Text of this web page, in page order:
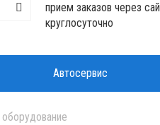
прием заказов через
круглосуточно
Автосервис